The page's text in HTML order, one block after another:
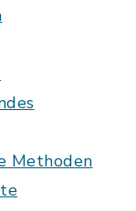
Methoden